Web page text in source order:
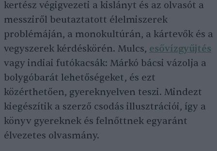
kertész végigvezeti a kislányt és az olvasót a
messziről beutaztatott élelmiszerek
problémáján, a monokultúrán, a kártevők és a
vegyszerek kérdéskörén. Mulcs, esővízgyűjtés
vagy indiai futókacsák: Márkó bácsi vázolja a
bolygóbarát lehetőségeket, és ezt
közérthetően, gyereknyelven teszi. Mindezt
kiegészítik a szerző csodás illusztrációi, így a
könyv gyereknek és felnőttnek egyaránt
élvezetes olvasmány.